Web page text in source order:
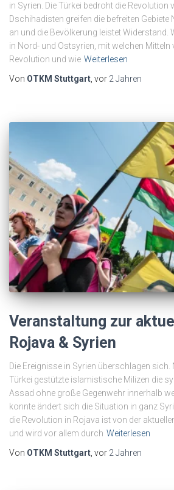
in Syrien. Die Türkei bedroht die Revolution
Dschihadisten greifen die befreiten Gebiete
an und die Bevölkerung leistet Widerstand.
in Nord- und Ostsyrien, mit welchen Mitteln
Revolution und wie Weiterlesen
Von OTKM Stuttgart, vor 2 Jahren
Veranstaltung zur
Rojava & Syrien
Die Ereignisse in Syrien überschlagen
Türkei gestützte islamistische Milizen die
Assad ohne große Gegenwehr innerhalb
konnte ändert sich die Situation in ganz
die Revolution in Rojava ist von der
und wird vor allem durch Weiterlesen
Von OTKM Stuttgart , vor 2 Jahren